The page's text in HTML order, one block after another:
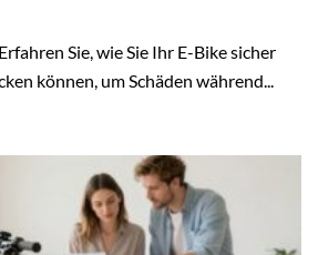
Sie, wie Sie Ihr E-Bike sicher
können, um Schäden während...